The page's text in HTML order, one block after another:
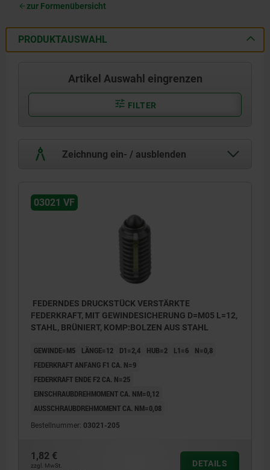
zur Formenübersicht
PRODUKTAUSWAHL
Artikel Auswahl eingrenzen
FILTER
Zeichnung ein- / ausblenden
03021 VF
FEDERNDES DRUCKSTÜCK VERSTÄRKTE
FEDERKRAFT, MIT GEWINDESICHERUNG D=M05 L=12,
STAHL, BRÜNIERT, KOMP:BOLZEN AUS STAHL
GEWINDE=M5 LÄNGE=12 D1=2,4 HUB=2 L1=6
N=0,8
FEDERKRAFT ANFANG F1 CA. N=9
FEDERKRAFT ENDE F2 CA. N=25
EINSCHRAUBDREHMOMENT CA. NM=0,12
AUSSCHRAUBDREHMOMENT CA. NM=0,08
Bestellnummer: 03021-205
1,82 €
zzgl. MwSt.
DETAILS